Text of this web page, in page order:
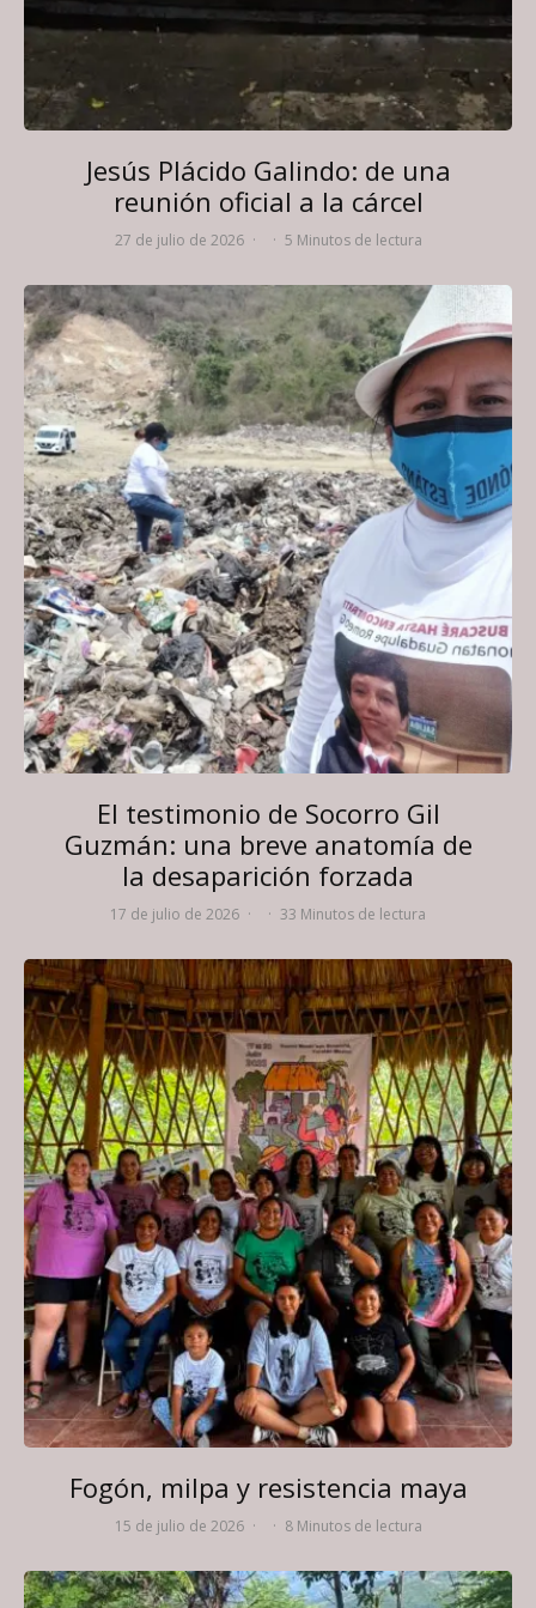
Jesús Plácido Galindo: de una
reunión oficial a la cárcel
27 de julio de 2026 · · 5 Minutos de lectura
El testimonio de Socorro Gil
Guzmán: una breve anatomía de
la desaparición forzada
17 de julio de 2026 · · 33 Minutos de lectura
Fogón, milpa y resistencia maya
15 de julio de 2026 · · 8 Minutos de lectura